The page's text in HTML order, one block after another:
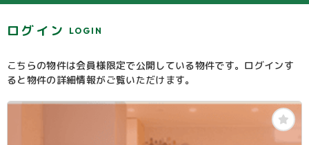
ログイン LOGIN
こちらの物件は会員様限定で公開している物件です。ログインす
ると物件の詳細情報がご覧いただけます。